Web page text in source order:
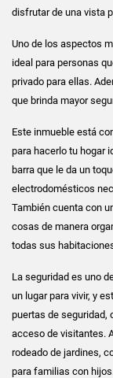
disfrutar de una vista
Uno de los aspectos
ideal para personas
privado para ellas.
que brinda mayor
Este inmueble está
para hacerlo tu hogar
barra que le da un
electrodomésticos
También cuenta con
cosas de manera
todas sus
La seguridad es uno
un lugar para vivir, y
puertas de seguridad,
acceso de visitantes.
rodeado de jardines,
para familias con hijos.